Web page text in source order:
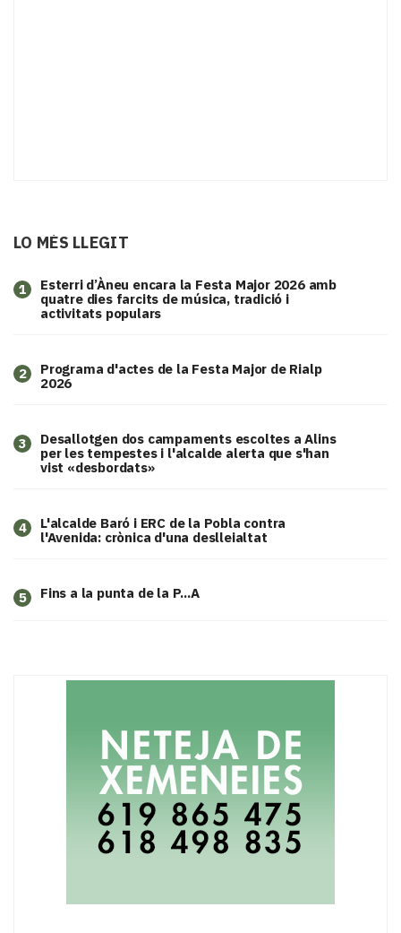
LO MÉS LLEGIT
1
Esterri d’Àneu encara la Festa Major 2026 amb
quatre dies farcits de música, tradició i
activitats populars
2
Programa d'actes de la Festa Major de Rialp
2026
3
​Desallotgen dos campaments escoltes a Alins
per les tempestes i l'alcalde alerta que s'han
vist «desbordats»
4
L'alcalde Baró i ERC de la Pobla contra
l'Avenida: crònica d'una deslleialtat
5 Fins a la punta de la P...A